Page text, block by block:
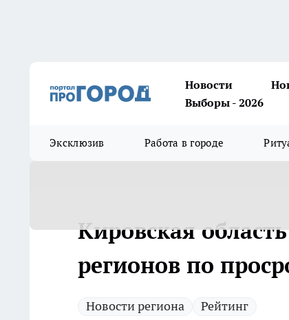
Новости
Выборы - 2026
Эксклюзив Работа в городе
Кировская
регионов по
Новости региона Рейтинг